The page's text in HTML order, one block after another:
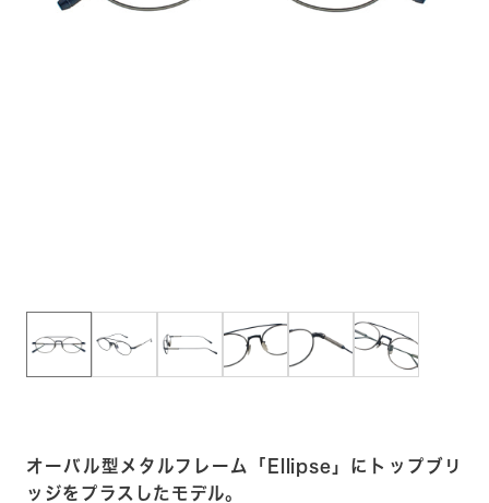
オーバル型メタルフレーム「Ellipse」にトップブリ
ッジをプラスしたモデル。